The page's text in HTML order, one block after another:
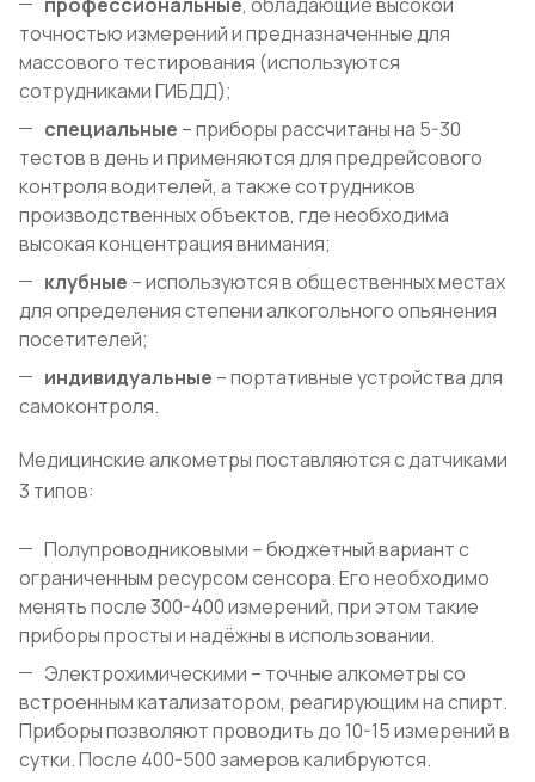
точностью измерений и предназначенные для
массового тестирования (используются
сотрудниками ГИБДД);
специальные – приборы рассчитаны на 5-30
тестов в день и применяются для предрейсового
контроля водителей, а также сотрудников
производственных объектов, где необходима
высокая концентрация внимания;
клубные – используются в общественных местах
для определения степени алкогольного опьянения
посетителей;
индивидуальные – портативные устройства для
самоконтроля.
Медицинские алкометры поставляются с датчиками
3 типов:
Полупроводниковыми – бюджетный вариант с
ограниченным ресурсом сенсора. Его необходимо
менять после 300-400 измерений, при этом такие
приборы просты и надёжны в использовании.
Электрохимическими – точные алкометры со
встроенным катализатором, реагирующим на спирт.
Приборы позволяют проводить до 10-15 измерений в
сутки. После 400-500 замеров калибруются.